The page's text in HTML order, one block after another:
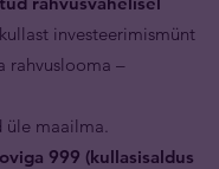
investeerimismünt
rahvuslooma –
üle maailma.
999 (kullasisaldus